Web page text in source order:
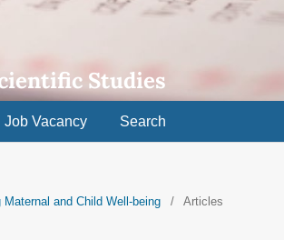
Studies
Job Vacancy Search
and Child Well-being
/ Articles